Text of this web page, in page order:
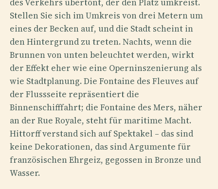
Stellen Sie sich im Umkreis von drei Metern um
eines der Becken auf, und die Stadt scheint in
den Hintergrund zu treten. Nachts, wenn die
Brunnen von unten beleuchtet werden, wirkt
der Effekt eher wie eine Operninszenierung als
wie Stadtplanung. Die Fontaine des Fleuves auf
der Flussseite repräsentiert die
Binnenschifffahrt; die Fontaine des Mers, näher
an der Rue Royale, steht für maritime Macht.
Hittorff verstand sich auf Spektakel – das sind
keine Dekorationen, das sind Argumente für
französischen Ehrgeiz, gegossen in Bronze und
Wasser.